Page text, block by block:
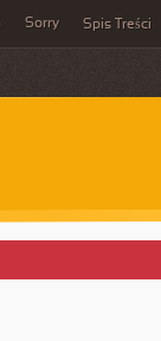
Sorry Spis Treści